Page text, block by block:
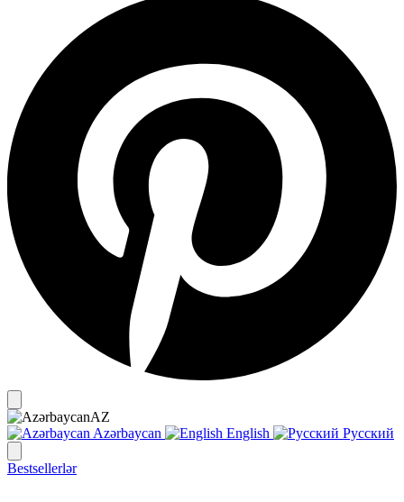
AZ
Azərbaycan
English Русский
Bestsellerlər